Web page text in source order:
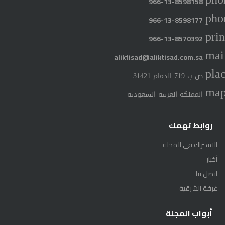
966-13-8598177
966-13-8570392
aliktisad@aliktisad.com.sa
ص.ب 719 الدمام 31421
المملكة العربية السعودية
روابط تهمك
الاشتراك في المجلة
أخبار
اتصل بنا
غرفة الشرقية
أبواب المجلة